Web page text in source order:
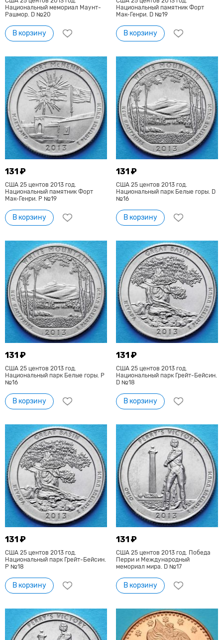
Национальный мемориал Маунт-
Рашмор. D №20
В корзину
Национальный памятник Форт
Мак-Генри. D №19
В корзину
131 ₽
США 25 центов 2013 год.
Национальный памятник Форт
Мак-Генри. Р №19
В корзину
131 ₽
США 25 центов 2013 год.
Национальный парк Белые горы. D
№16
В корзину
131 ₽
США 25 центов 2013 год.
Национальный парк Белые горы. Р
№16
В корзину
131 ₽
США 25 центов 2013 год.
Национальный парк Грейт-Бейсин.
D №18
В корзину
131 ₽
США 25 центов 2013 год.
Национальный парк Грейт-Бейсин.
Р №18
В корзину
131 ₽
США 25 центов 2013 год. Победа
Перри и Международный
мемориал мира. D №17
В корзину